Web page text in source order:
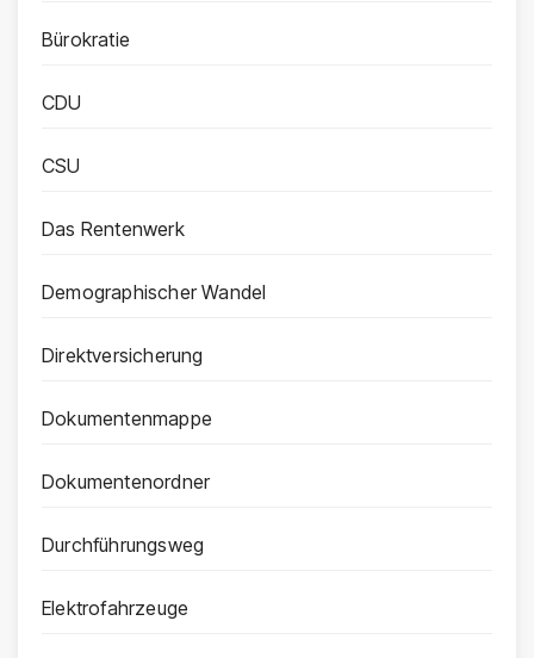
Bürokratie
CDU
CSU
Das Rentenwerk
Demographischer Wandel
Direktversicherung
Dokumentenmappe
Dokumentenordner
Durchführungsweg
Elektrofahrzeuge